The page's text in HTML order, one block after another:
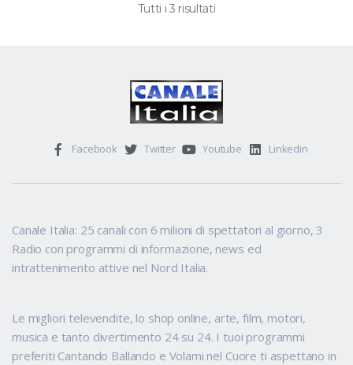
Tutti i 3 risultati
Facebook Twitter Youtube Linkedin
Canale Italia: 25 canali con 6 milioni di spettatori al giorno, 3
Radio con programmi di informazione, news ed
intrattenimento attive nel Nord Italia.
Le migliori televendite, lo shop online, arte, film, motori,
musica e tanto divertimento 24 su 24. I tuoi programmi
preferiti Cantando Ballando e Volami nel Cuore ti aspettano in